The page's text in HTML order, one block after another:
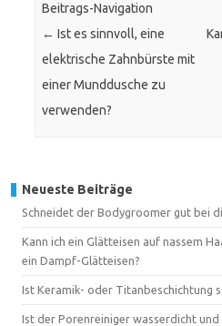
Beitrags-Navigation
← Ist es sinnvoll, eine
elektrische Zahnbürste mit
einer Munddusche zu
verwenden?
Neueste Beiträge
Schneidet der Bodygroomer gut bei
Kann ich ein Glätteisen auf nassem
ein Dampf-Glätteisen?
Ist Keramik- oder Titanbeschichtung
Ist der Porenreiniger wasserdicht